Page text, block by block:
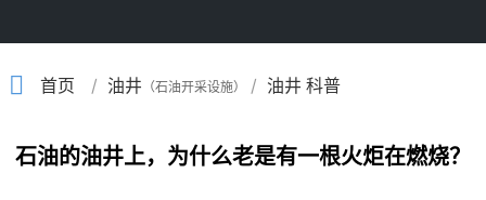
首页 / 油井 （石油开采设施） / 油井 科普
石油的油井上，为什么老是有一根火炬在燃烧？